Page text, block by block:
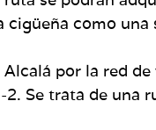
como una
por la red de
Se trata de una